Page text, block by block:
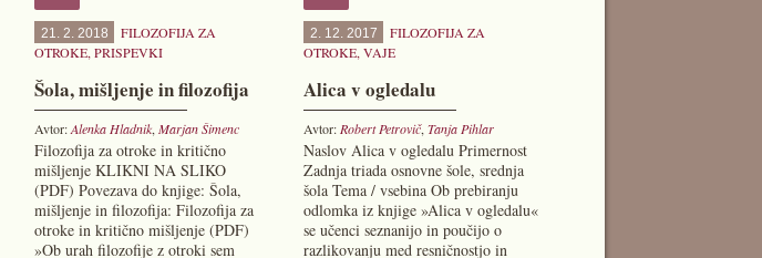
21. 2. 2018
FILOZOFIJA ZA
OTROKE, PRISPEVKI
Šola, mišljenje in filozofija
Avtor:Alenka Hladnik, Marjan Šimenc
Filozofija za otroke in kritično
mišljenje KLIKNI NA SLIKO
(PDF) Povezava do knjige: Šola,
mišljenje in filozofija: Filozofija za
otroke in kritično mišljenje (PDF)
»Ob urah filozofije z otroki sem
2. 12. 2017
FILOZOFIJA ZA
OTROKE, VAJE
Alica v ogledalu
Avtor: Robert Petrovič, Tanja Pihlar
Naslov Alica v ogledalu Primernost
Zadnja triada osnovne šole, srednja
šola Tema / vsebina Ob prebiranju
odlomka iz knjige »Alica v ogledalu«
se učenci seznanijo in poučijo o
razlikovanju med resničnostjo in